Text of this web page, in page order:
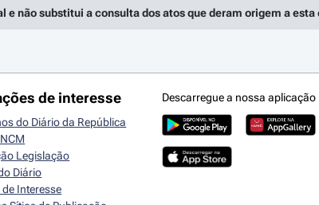
e não substitui a consulta dos atos que deram origem a
de interesse
do Diário da República
Legislação
Diário
de Interesse
Descarregue a nossa aplicação